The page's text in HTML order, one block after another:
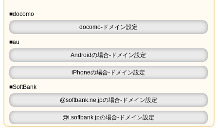
■docomo
docomo-ドメイン設定
■au
Androidの場合-ドメイン設定
iPhoneの場合-ドメイン設定
■SoftBank
@softbank.ne.jpの場合-ドメイン設定
@i.softbank.jpの場合-ドメイン設定